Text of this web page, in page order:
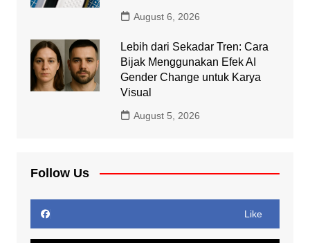
August 6, 2026
Lebih dari Sekadar Tren: Cara
Bijak Menggunakan Efek AI
Gender Change untuk Karya
Visual
August 5, 2026
Follow Us
Like